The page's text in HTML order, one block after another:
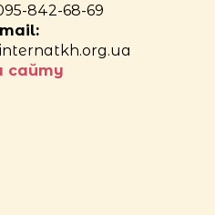
842-68-69
сайту